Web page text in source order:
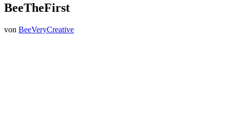
BeeTheFirst
von BeeVeryCreative